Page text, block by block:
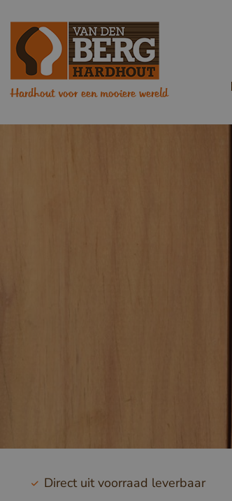
Hardhout voor een mooiere wereld
Direct uit voorraad leverbaar